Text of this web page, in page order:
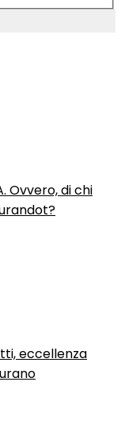
Ovvero, di chi
eccellenza